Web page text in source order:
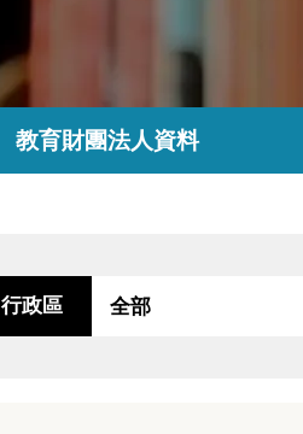
教育財團法人資料
行政區